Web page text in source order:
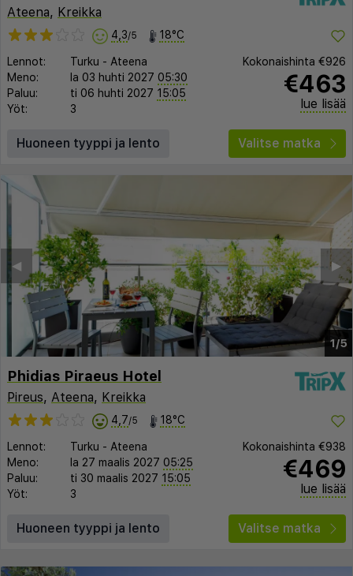
Ateena, Kreikka
4,3/5 18°C
Lennot: Turku - Ateena
Meno:
la 03 huhti 2027 05:30
Paluu:
ti 06 huhti 2027 15:05
Yöt:
3
Kokonaishinta €926
€463
lue lisää
Huoneen tyyppi ja lento Valitse matka
1/5
▶︎
◀︎
Phidias Piraeus Hotel
Pireus, Ateena, Kreikka
4,7/5 18°C
Lennot: Turku - Ateena
Meno:
la 27 maalis 2027 05:25
Paluu:
ti 30 maalis 2027 15:05
Yöt:
3
Kokonaishinta €938
€469
lue lisää
Huoneen tyyppi ja lento Valitse matka